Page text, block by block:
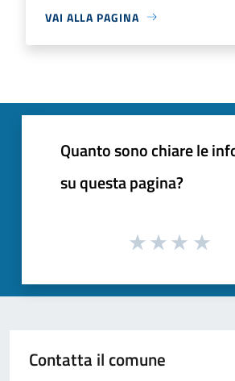
VAI ALLA PAGINA
Quanto sono chiare le
su questa pagina?
Contatta il comune